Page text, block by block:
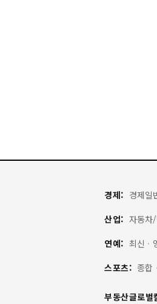
경제: 경제일
산업: 자동차
연예: 최신 ·
스포츠: 종합 ·
부동산글로벌